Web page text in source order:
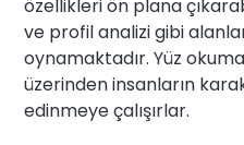
özellikleri ön plana
ve profil analizi gibi
oynamaktadır. Yüz
üzerinden insanların
edinmeye çalışırlar.